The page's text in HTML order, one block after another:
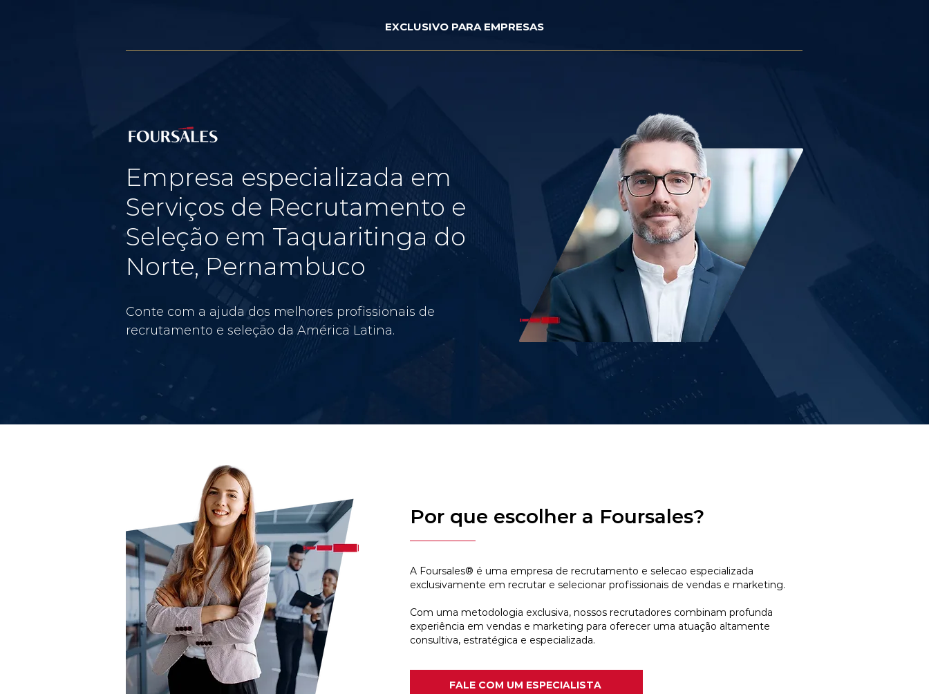
EXCLUSIVO PARA EMPRESAS
Empresa especializada em
Serviços de Recrutamento e
Seleção em Taquaritinga do
Norte, Pernambuco
Conte com a ajuda dos melhores profissionais de
recrutamento e seleção da América Latina.
Por que escolher a Foursales?
A Foursales® é uma empresa de recrutamento e selecao especializada
exclusivamente em recrutar e selecionar profissionais de vendas e marketing.
Com uma metodologia exclusiva, nossos recrutadores combinam profunda
experiência em vendas e marketing para oferecer uma atuação altamente
consultiva, estratégica e especializada.
FALE COM UM ESPECIALISTA